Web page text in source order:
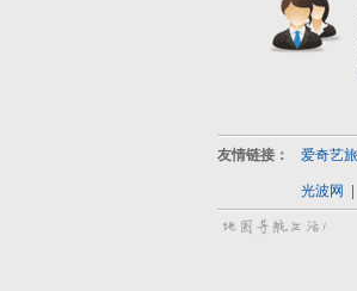
友情链接： 爱奇艺
光波网